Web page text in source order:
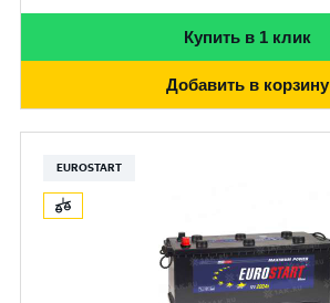
Купить в 1 клик
Добавить в корзину
EUROSTART